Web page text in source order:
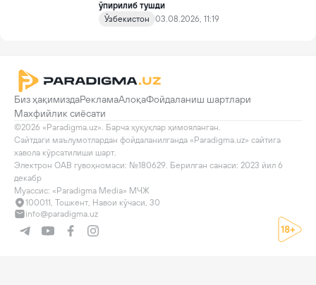
ўпирилиб тушди
Ўзбекистон
03.08.2026, 11:19
Биз ҳақимиздаРекламаАлоқаФойдаланиш шартлари
Махфийлик сиёсати
©2026 «Paradigma.uz». Барча ҳуқуқлар ҳимояланган.
Сайтдаги маълумотлардан фойдаланилганда «Paradigma.uz» сайтига
хавола кўрсатилиши шарт.
Электрон ОАВ гувоҳномаси: №180629. Берилган санаси: 2023 йил 6
декабр
Муассис: «Paradigma Media» МЧЖ
100011, Тошкент, Навои кўчаси, 30
info@paradigma.uz